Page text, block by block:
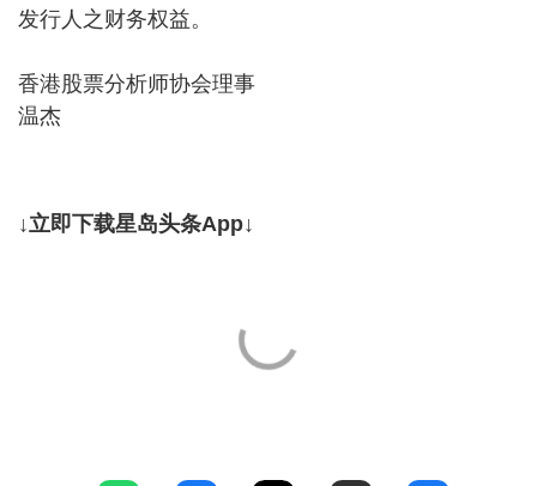
发行人之财务权益。
香港股票分析师协会理事
温杰
↓立即下载星岛头条App↓